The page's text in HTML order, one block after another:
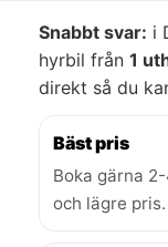
Snabbt svar: i
hyrbil från 1
direkt så du
Bäst pris
Boka gärna
och lägre pris.